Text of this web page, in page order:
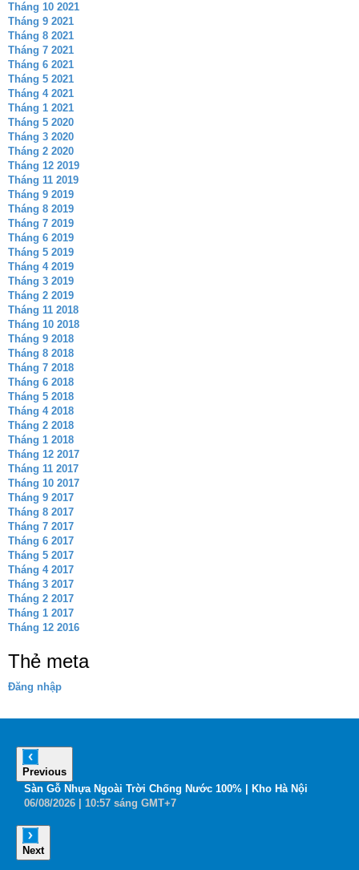
Tháng 10 2021
Tháng 9 2021
Tháng 8 2021
Tháng 7 2021
Tháng 6 2021
Tháng 5 2021
Tháng 4 2021
Tháng 1 2021
Tháng 5 2020
Tháng 3 2020
Tháng 2 2020
Tháng 12 2019
Tháng 11 2019
Tháng 9 2019
Tháng 8 2019
Tháng 7 2019
Tháng 6 2019
Tháng 5 2019
Tháng 4 2019
Tháng 3 2019
Tháng 2 2019
Tháng 11 2018
Tháng 10 2018
Tháng 9 2018
Tháng 8 2018
Tháng 7 2018
Tháng 6 2018
Tháng 5 2018
Tháng 4 2018
Tháng 2 2018
Tháng 1 2018
Tháng 12 2017
Tháng 11 2017
Tháng 10 2017
Tháng 9 2017
Tháng 8 2017
Tháng 7 2017
Tháng 6 2017
Tháng 5 2017
Tháng 4 2017
Tháng 3 2017
Tháng 2 2017
Tháng 1 2017
Tháng 12 2016
Thẻ meta
Đăng nhập
Previous
Sàn Gỗ Nhựa Ngoài Trời Chống Nước 100% | Kho Hà Nội
06/08/2026 | 10:57 sáng GMT+7
Next